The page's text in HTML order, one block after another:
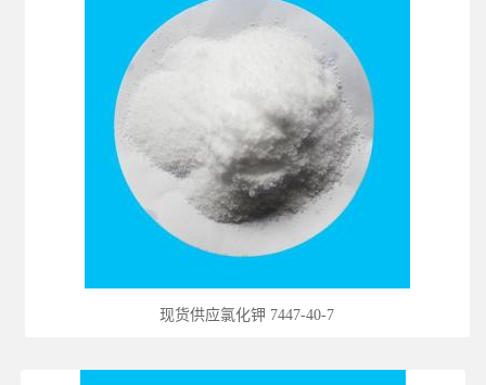
现货供应氯化钾 7447-40-7